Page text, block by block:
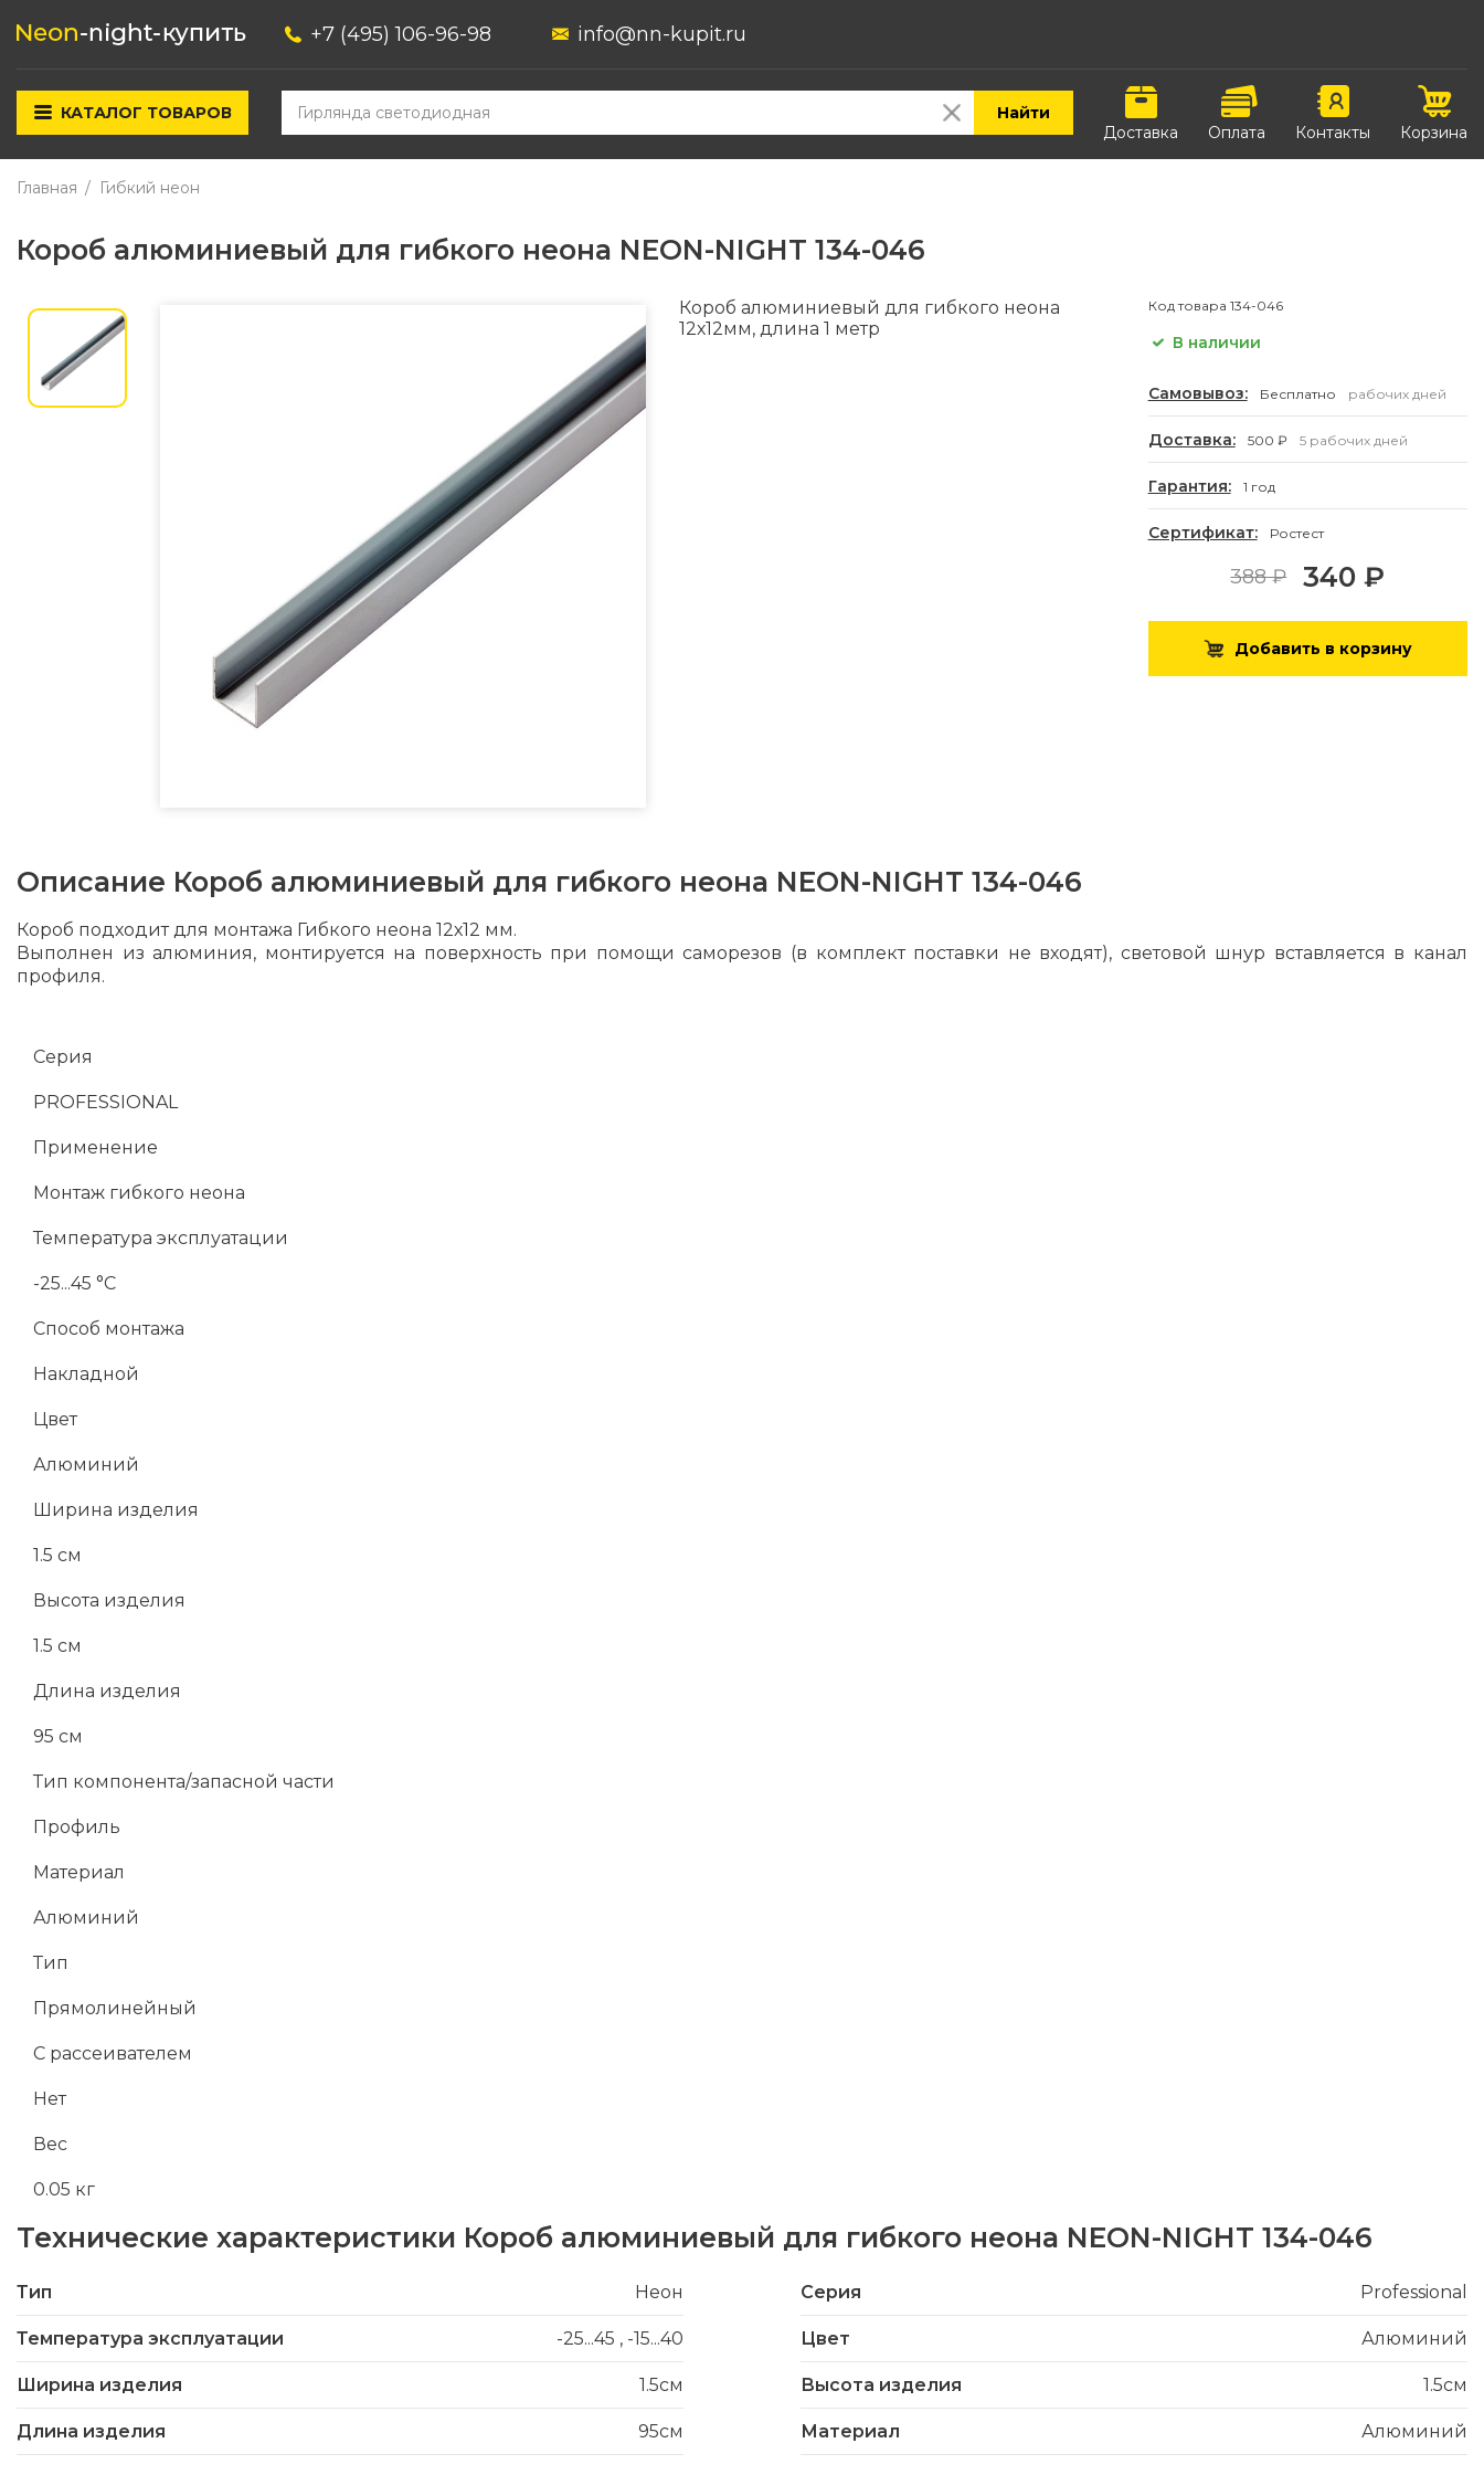
+7 (495) 106-96-98 info@nn-kupit.ru
КАТАЛОГ ТОВАРОВ
Найти
Доставка
Оплата Контакты Корзина
Главная Гибкий неон
Короб алюминиевый для гибкого неона NEON-NIGHT 134-046
Короб алюминиевый для гибкого неона
12х12мм, длина 1 метр
Код товара 134-046
В наличии
Самовывоз: Бесплатно рабочих дней
Доставка: 500 ₽ 5 рабочих дней
Гарантия: 1 год
Сертификат: Ростест
388 ₽ 340 ₽
Добавить в корзину
Описание Короб алюминиевый для гибкого неона NEON-NIGHT 134-046
Короб подходит для монтажа Гибкого неона 12х12 мм.
Выполнен из алюминия, монтируется на поверхность при помощи саморезов (в комплект поставки не входят), световой шнур вставляется в канал
профиля.
Серия
PROFESSIONAL
Применение
Монтаж гибкого неона
Температура эксплуатации
-25...45 °C
Способ монтажа
Накладной
Цвет
Алюминий
Ширина изделия
1.5 см
Высота изделия
1.5 см
Длина изделия
95 см
Тип компонента/запасной части
Профиль
Материал
Алюминий
Тип
Прямолинейный
С рассеивателем
Нет
Вес
0.05 кг
Технические характеристики Короб алюминиевый для гибкого неона NEON-NIGHT 134-046
Тип Неон Серия Professional
Температура эксплуатации -25...45 , -15...40 Цвет Алюминий
Ширина изделия 1.5см Высота изделия 1.5см
Длина изделия 95см Материал Алюминий